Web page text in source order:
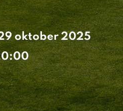
oktober 2025